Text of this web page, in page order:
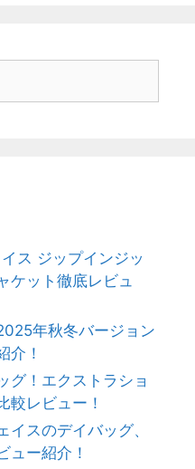
ス ジップインジッ
ケット徹底レビュ
年秋冬バージョン
介！
グ！エクストラショ
較レビュー！
スのデイバッグ、
ュー紹介！